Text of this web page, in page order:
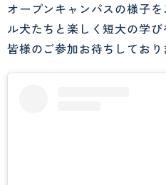
オープンキャンパスの様子
ル犬たちと楽しく短大の学
皆様のご参加お待ちしており